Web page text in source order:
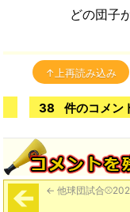
どの団子
↑上再読み込み
38 件のコメン
← 他球団試合